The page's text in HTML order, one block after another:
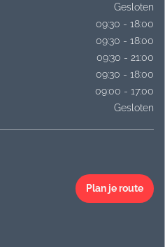
Gesloten
09:30 - 18:00
09:30 - 18:00
09:30 - 21:00
09:30 - 18:00
09:00 - 17:00
Gesloten
Plan je route